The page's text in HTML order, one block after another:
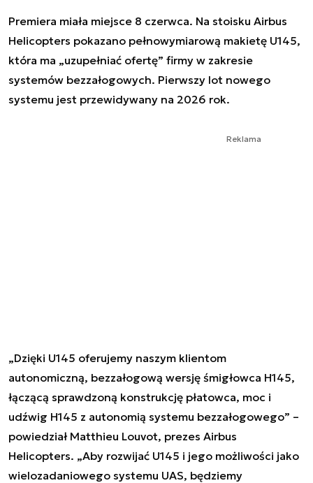
Premiera miała miejsce 8 czerwca. Na stoisku Airbus
Helicopters pokazano pełnowymiarową makietę U145,
która ma „uzupełniać ofertę” firmy w zakresie
systemów bezzałogowych. Pierwszy lot nowego
systemu jest przewidywany na 2026 rok.
Reklama
„Dzięki U145 oferujemy naszym klientom
autonomiczną, bezzałogową wersję śmigłowca H145,
łączącą sprawdzoną konstrukcję płatowca, moc i
udźwig H145 z autonomią systemu bezzałogowego” –
powiedział Matthieu Louvot, prezes Airbus
Helicopters. „Aby rozwijać U145 i jego możliwości jako
wielozadaniowego systemu UAS, będziemy